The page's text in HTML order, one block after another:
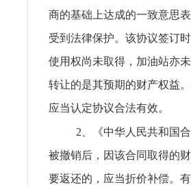
商的基础上达成的一致意思
受到法律保护。该协议签订
使用权尚未取得，加油站亦
转让的是其预期的财产权益
应当认定协议合法有效。
2、《中华人民共和国
被撤销后，因该合同取得的
要返还的，应当折价补偿。